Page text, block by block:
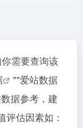
需要查询该
""爱站数据
据参考，建
估因素如：